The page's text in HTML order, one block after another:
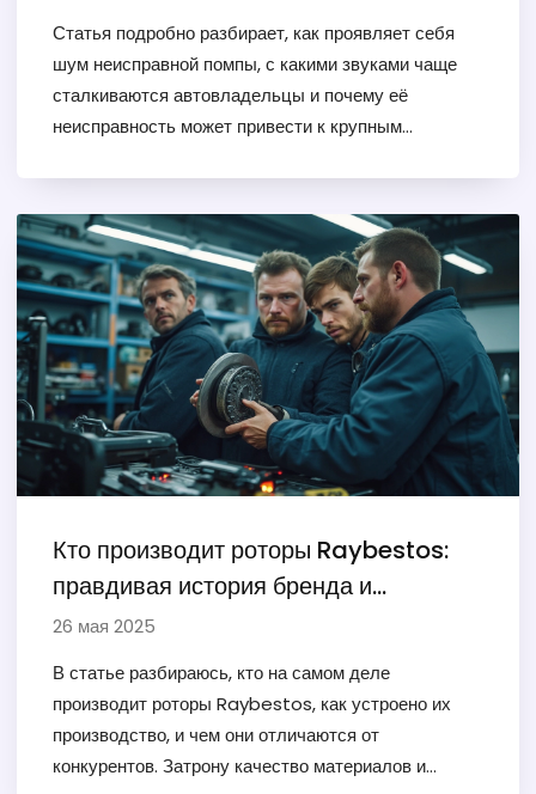
Статья подробно разбирает, как проявляет себя
шум неисправной помпы, с какими звуками чаще
сталкиваются автовладельцы и почему её
неисправность может привести к крупным
узнает, когда стоит задуматься о замене ремня
ГРМ вместе с помпой и чем грозит игнорирование
шума. Включены советы по самостоятельной
диагностике и актуальные наблюдения из практики.
Материал поможет не пропустить первые
тревожные признаки и сэкономить на ремонте.
Кто производит роторы Raybestos:
правдивая история бренда и
стратегии выбора
26 мая 2025
В статье разбираюсь, кто на самом деле
производит роторы Raybestos, как устроено их
производство, и чем они отличаются от
конкурентов. Затрону качество материалов и